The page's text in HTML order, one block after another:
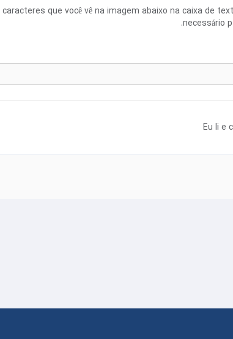
que você vê na imagem abaixo na caixa de
necessário
Eu li e